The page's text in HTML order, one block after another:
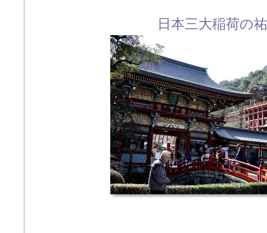
日本三大稲荷の